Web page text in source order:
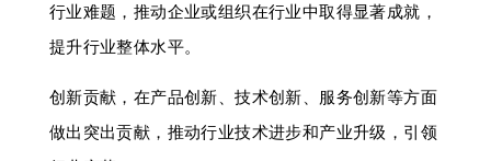
行业难题，推动企业或组织在行业中取得显著成就，
提升行业整体水平。
创新贡献，在产品创新、技术创新、服务创新等方面
做出突出贡献，推动行业技术进步和产业升级，引领